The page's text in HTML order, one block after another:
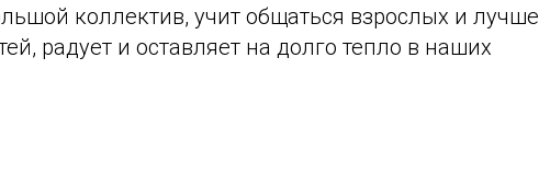
коллектив, учит общаться взрослых и лучше
радует и оставляет на долго тепло в наших